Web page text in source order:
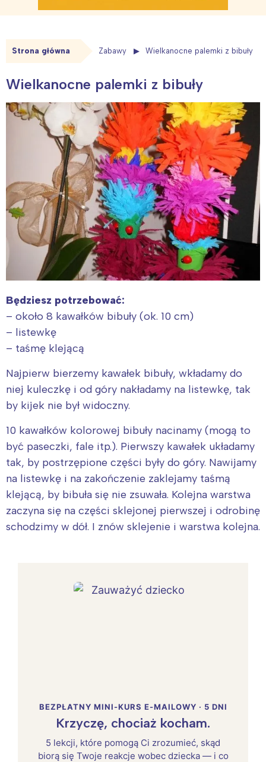
Strona główna Zabawy Wielkanocne palemki z bibuły
Wielkanocne palemki z bibuły
Będziesz potrzebować:
– około 8 kawałków bibuły (ok. 10 cm)
– listewkę
– taśmę klejącą
Najpierw bierzemy kawałek bibuły, wkładamy do
niej kuleczkę i od góry nakładamy na listewkę, tak
by kijek nie był widoczny.
10 kawałków kolorowej bibuły nacinamy (mogą to
być paseczki, fale itp.). Pierwszy kawałek układamy
tak, by postrzępione części były do góry. Nawijamy
na listewkę i na zakończenie zaklejamy taśmą
klejącą, by bibuła się nie zsuwała. Kolejna warstwa
zaczyna się na części sklejonej pierwszej i odrobinę
schodzimy w dół. I znów sklejenie i warstwa kolejna.
BEZPŁATNY MINI-KURS E-MAILOWY · 5 DNI
Krzyczę, chociaż kocham.
5 lekcji, które pomogą Ci zrozumieć, skąd
biorą się Twoje reakcje wobec dziecka — i co